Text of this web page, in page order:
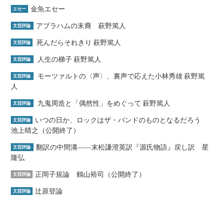
エセー 金魚エセー
文芸評論 アブラハムの末裔 萩野篤人
文芸評論 死んだらそれきり 萩野篤人
文芸評論 人生の梯子 萩野篤人
文芸評論
モーツァルトの〈声〉、裏声で応えた小林秀雄 萩野篤
人
文芸評論 九鬼周造と「偶然性」をめぐって 萩野篤人
文芸評論
いつの日か、ロックはザ・バンドのものとなるだろう
池上晴之（公開終了）
文芸評論
翻訳の中間溝――末松謙澄英訳『源氏物語』戻し訳 星
隆弘
文芸評論 正岡子規論 鶴山裕司（公開終了）
文芸評論 辻原登論